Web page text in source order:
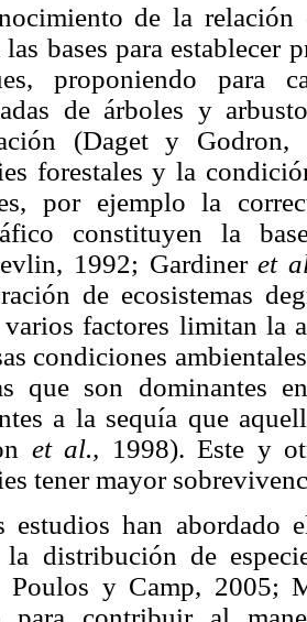
de la relación
las bases para establecer
proponiendo para
de árboles y
(Daget y
forestales y la
por ejemplo la
constituyen la
1992; Gardineret
de ecosistemas
varios factores limitan la
condiciones
que son dominantes
a la sequía que
et al., 1998). Este y
tener mayor
estudios han abordado
la distribución de
Poulos y Camp, 2005;